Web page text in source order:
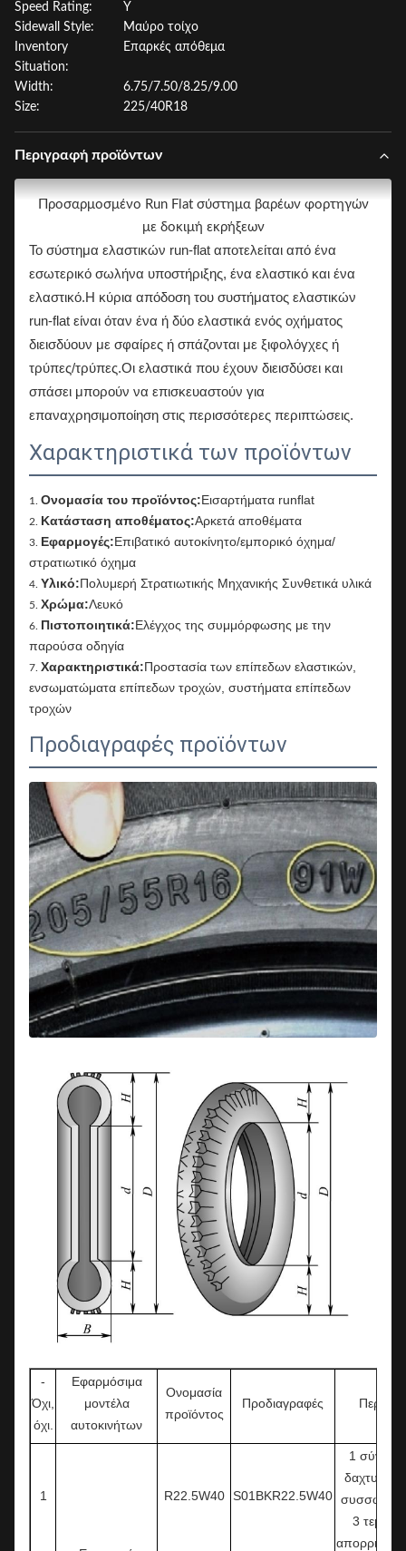
Speed Rating:
Y
Sidewall Style:
Μαύρο τοίχο
Inventory
Situation:
Επαρκές απόθεμα
Width:
6.75/7.50/8.25/9.00
Size:
225/40R18
Περιγραφή προϊόντων
Προσαρμοσμένο Run Flat σύστημα βαρέων φορτηγών
με δοκιμή εκρήξεων
Το σύστημα ελαστικών run-flat αποτελείται από ένα
εσωτερικό σωλήνα υποστήριξης, ένα ελαστικό και ένα
ελαστικό.Η κύρια απόδοση του συστήματος ελαστικών
run-flat είναι όταν ένα ή δύο ελαστικά ενός οχήματος
διεισδύουν με σφαίρες ή σπάζονται με ξιφολόγχες ή
τρύπες/τρύπες.Οι ελαστικά που έχουν διεισδύσει και
σπάσει μπορούν να επισκευαστούν για
επαναχρησιμοποίηση στις περισσότερες περιπτώσεις.
Χαρακτηριστικά των προϊόντων
Ονομασία του προϊόντος:Εισαρτήματα runflat
Κατάσταση αποθέματος:Αρκετά αποθέματα
Εφαρμογές:Επιβατικό αυτοκίνητο/εμπορικό όχημα/
στρατιωτικό όχημα
Υλικό:Πολυμερή Στρατιωτικής Μηχανικής Συνθετικά υλικά
Χρώμα:Λευκό
Πιστοποιητικά:Ελέγχος της συμμόρφωσης με την
παρούσα οδηγία
Χαρακτηριστικά:Προστασία των επίπεδων ελαστικών,
ενσωματώματα επίπεδων τροχών, συστήματα επίπεδων
τροχών
Προδιαγραφές προϊόντων
-
Όχι,
όχι.
Εφαρμόσιμα
μοντέλα
αυτοκινήτων
Ονομασία
προϊόντος
Προδιαγραφές Περιέχει
1 R22.5W40 S01BKR22.5W40
1 σύνολο
3